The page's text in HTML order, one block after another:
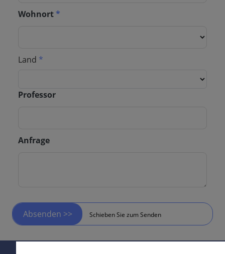
Wohnort*
Land *
Professor
Anfrage
Absenden >> Schieben Sie zum Senden